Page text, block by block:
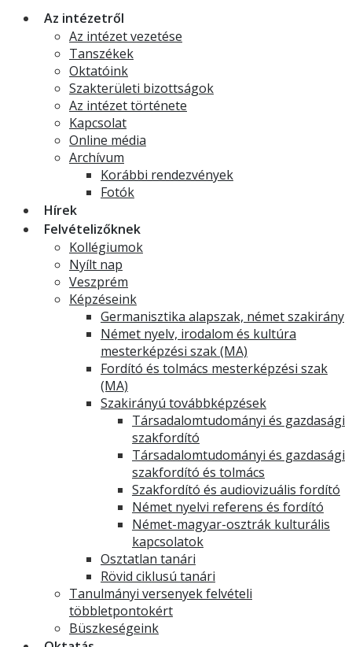
Az intézetről
Az intézet vezetése
Tanszékek
Oktatóink
Szakterületi bizottságok
Az intézet története
Kapcsolat
Online média
Archívum
Korábbi rendezvények
Fotók
Hírek
Felvételizőknek
Kollégiumok
Nyílt nap
Veszprém
Képzéseink
Germanisztika alapszak, német szakirány
Német nyelv, irodalom és kultúra
mesterképzési szak (MA)
Fordító és tolmács mesterképzési szak
(MA)
Szakirányú továbbképzések
Társadalomtudományi és gazdasági
szakfordító
Társadalomtudományi és gazdasági
szakfordító és tolmács
Szakfordító és audiovizuális fordító
Német nyelvi referens és fordító
Német-magyar-osztrák kulturális
kapcsolatok
Osztatlan tanári
Rövid ciklusú tanári
Tanulmányi versenyek felvételi
többletpontokért
Büszkeségeink